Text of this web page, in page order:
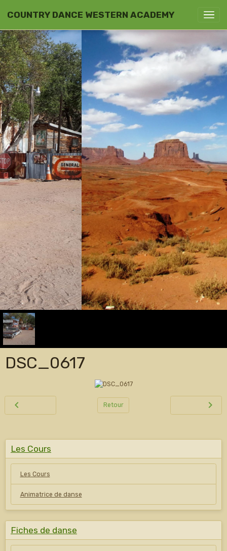
COUNTRY DANCE WESTERN ACADEMY
DSC_0617
Retour
Les Cours
Les Cours
Animatrice de danse
Fiches de danse